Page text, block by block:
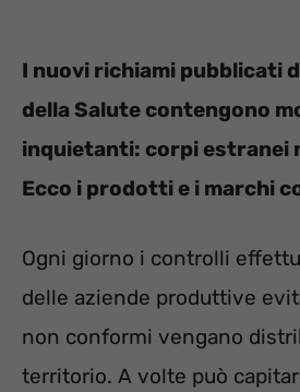
I nuovi richiami pubblicati
della Salute contengono
inquietanti: corpi estranei
Ecco i prodotti e i marchi
Ogni giorno i controlli
delle aziende produttive
non conformi vengano
territorio. A volte può